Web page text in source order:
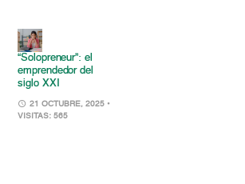
“Solopreneur”: el
emprendedor del
siglo XXI
21 OCTUBRE, 2025 •
VISITAS: 565